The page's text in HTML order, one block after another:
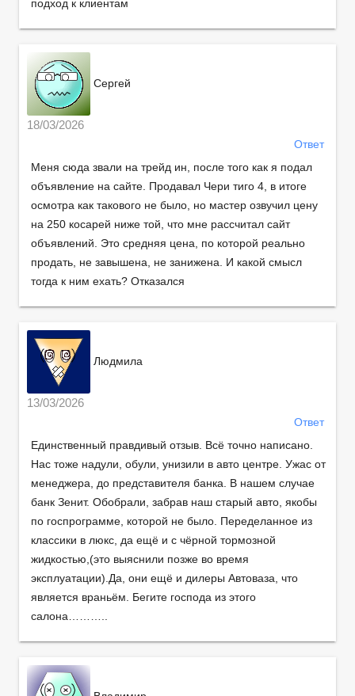
подход к клиентам
Сергей
18/03/2026
Ответ
Меня сюда звали на трейд ин, после того как я подал
объявление на сайте. Продавал Чери тиго 4, в итоге
осмотра как такового не было, но мастер озвучил цену
на 250 косарей ниже той, что мне рассчитал сайт
объявлений. Это средняя цена, по которой реально
продать, не завышена, не занижена. И какой смысл
тогда к ним ехать? Отказался
Людмила
13/03/2026
Ответ
Единственный правдивый отзыв. Всё точно написано.
Нас тоже надули, обули, унизили в авто центре. Ужас от
менеджера, до представителя банка. В нашем случае
банк Зенит. Обобрали, забрав наш старый авто, якобы
по госпрограмме, которой не было. Переделанное из
классики в люкс, да ещё и с чёрной тормозной
жидкостью,(это выяснили позже во время
эксплуатации).Да, они ещё и дилеры Автоваза, что
является враньём. Бегите господа из этого
салона………..